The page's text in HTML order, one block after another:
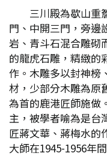
三川殿為歇山重
門、中開三門，旁邊
岩、青斗石混合雕砌
的龍虎石雕，精緻的
作。木雕多以封神榜
材，少部分木雕為原
為首的鹿港匠師施做
主，被學者喻為是台
匠蔣文華、蔣梅水的
大師在1945-1956年